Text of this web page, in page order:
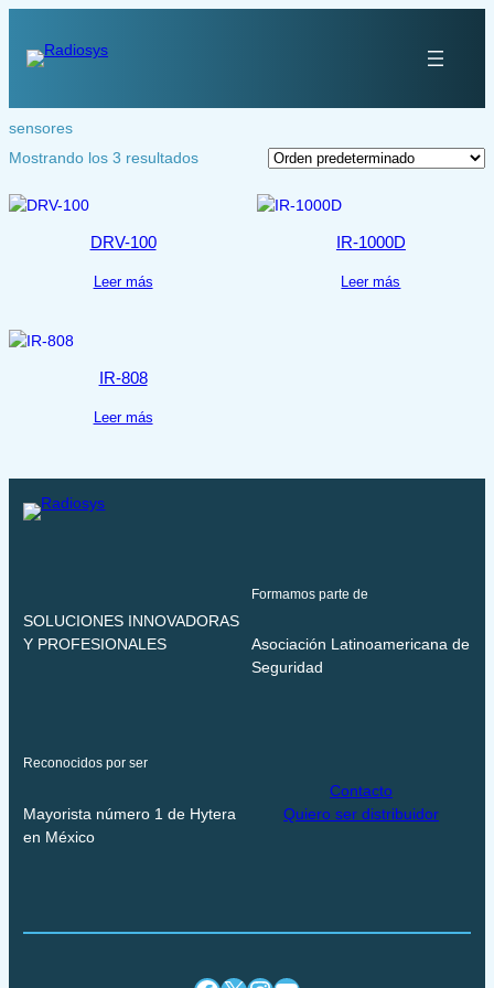
contenido
sensores
Mostrando los 3 resultados
DRV-100
Leer más
IR-1000D
Leer más
IR-808
Leer más
SOLUCIONES INNOVADORAS
Y PROFESIONALES
Formamos parte de
Asociación Latinoamericana de
Seguridad
Reconocidos por ser
Mayorista número 1 de Hytera
en México
Contacto
Quiero ser distribuidor